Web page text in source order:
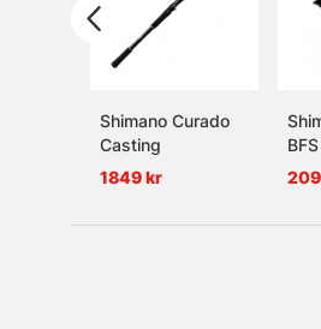
Shimano Curado
Casting
1849 kr
BFS